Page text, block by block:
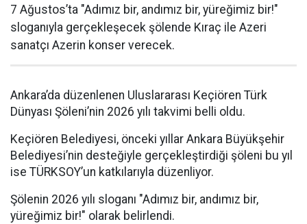
7 Ağustos’ta "Adımız bir, andımız bir, yüreğimiz bir!"
sloganıyla gerçekleşecek şölende Kıraç ile Azeri
sanatçı Azerin konser verecek.
Ankara’da düzenlenen Uluslararası Keçiören Türk
Dünyası Şöleni’nin 2026 yılı takvimi belli oldu.
Keçiören Belediyesi, önceki yıllar Ankara Büyükşehir
Belediyesi’nin desteğiyle gerçekleştirdiği şöleni bu yıl
ise TÜRKSOY’un katkılarıyla düzenliyor.
Şölenin 2026 yılı sloganı "Adımız bir, andımız bir,
yüreğimiz bir!" olarak belirlendi.